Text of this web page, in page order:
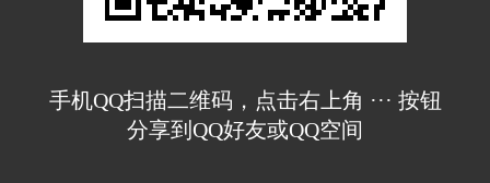
手机QQ扫描二维码，点击右上角 ··· 按钮
分享到QQ好友或QQ空间